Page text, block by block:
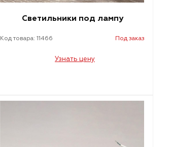
Светильники под лампу
Код товара: 11466 Под заказ
Узнать цену